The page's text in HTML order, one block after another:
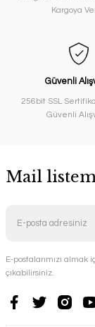
Kargoya
Güvenli
256bit SSL
Güvenli
Mail
E-postalarımızı
çıkabilirsiniz.